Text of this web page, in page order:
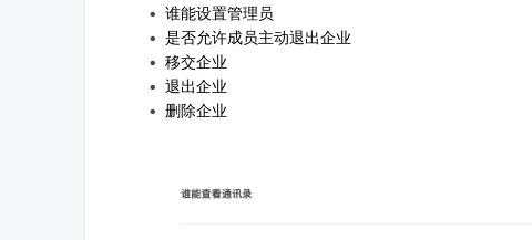
谁能设置管理员
是否允许成员主动退出企业
移交企业
退出企业
删除企业